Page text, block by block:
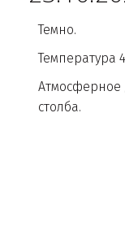
Темно.
Температура
Атмосферное
столба.